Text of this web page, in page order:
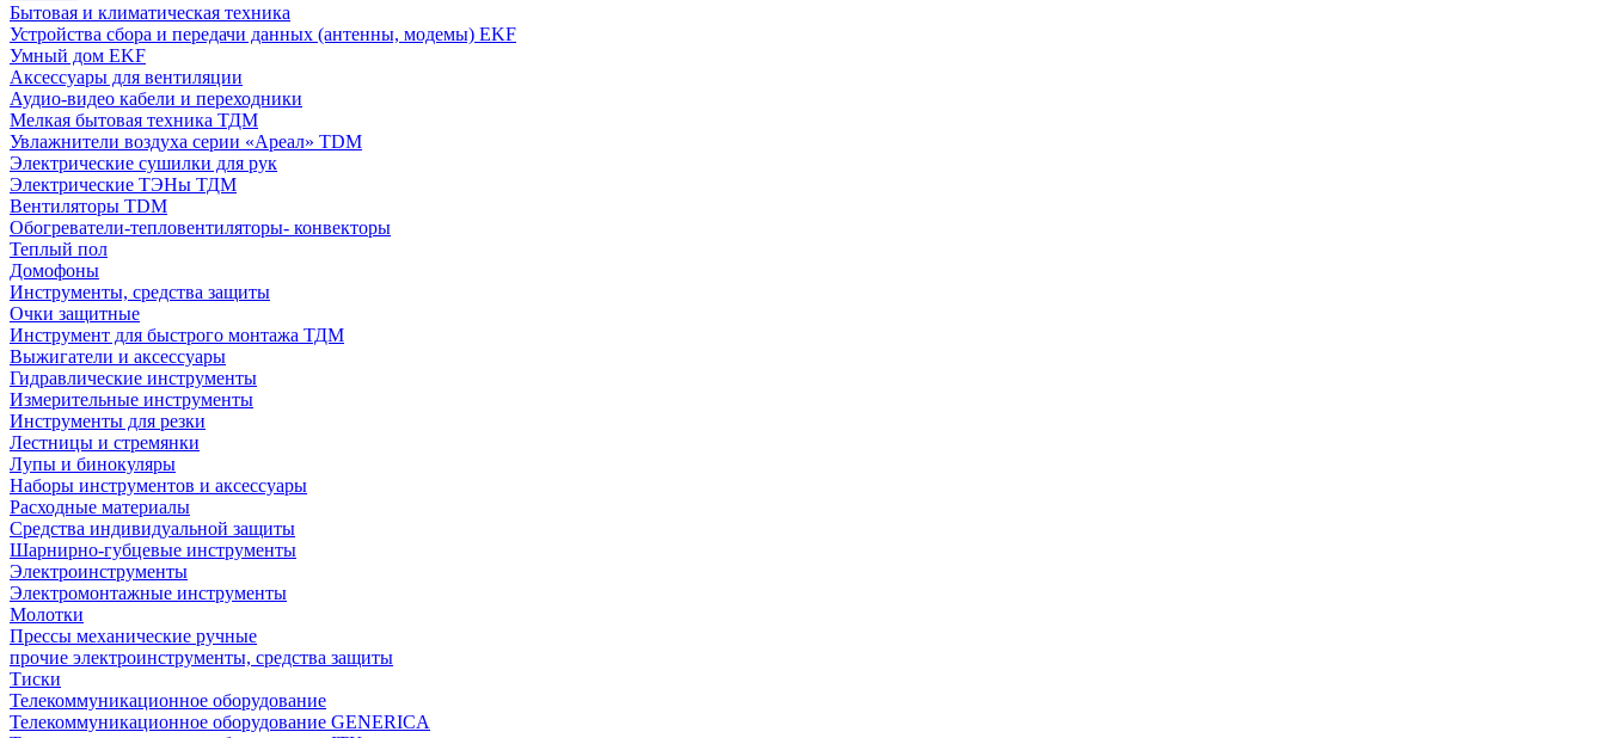
Бытовая и климатическая техника
Устройства сбора и передачи данных (антенны, модемы) EKF
Умный дом EKF
Аксессуары для вентиляции
Аудио-видео кабели и переходники
Мелкая бытовая техника ТДМ
Увлажнители воздуха серии «Ареал» TDM
Электрические сушилки для рук
Электрические ТЭНы ТДМ
Вентиляторы TDM
Обогреватели-тепловентиляторы- конвекторы
Теплый пол
Домофоны
Инструменты, средства защиты
Очки защитные
Инструмент для быстрого монтажа ТДМ
Выжигатели и аксессуары
Гидравлические инструменты
Измерительные инструменты
Инструменты для резки
Лестницы и стремянки
Лупы и бинокуляры
Наборы инструментов и аксессуары
Расходные материалы
Средства индивидуальной защиты
Шарнирно-губцевые инструменты
Электроинструменты
Электромонтажные инструменты
Молотки
Прессы механические ручные
прочие электроинструменты, средства защиты
Тиски
Телекоммуникационное оборудование
Телекоммуникационное оборудование GENERICA